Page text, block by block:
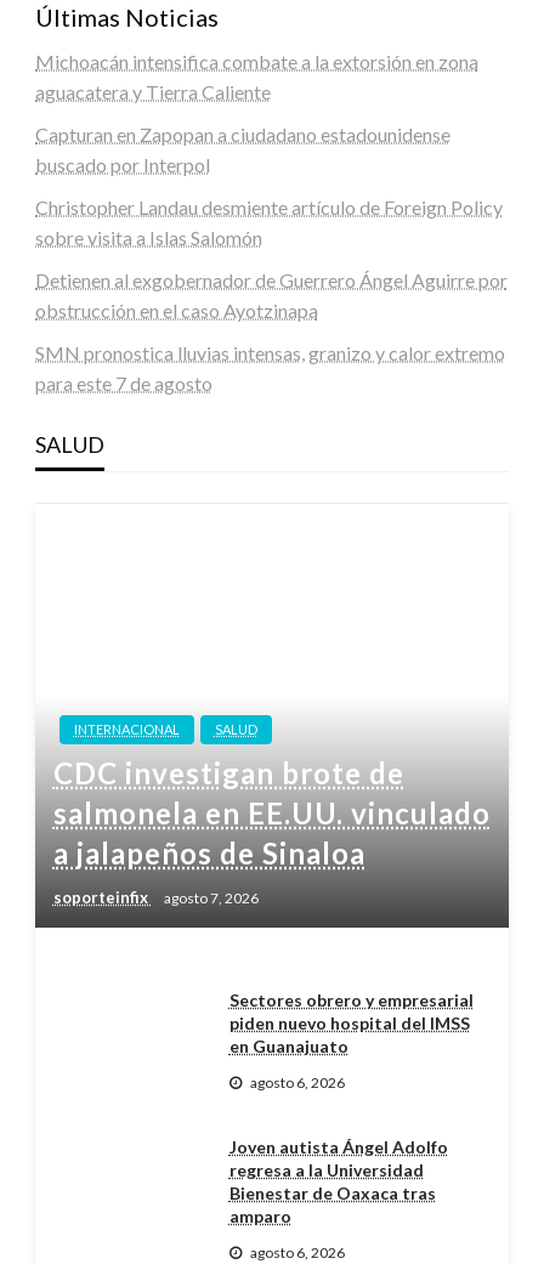
Últimas Noticias
Michoacán intensifica combate a la extorsión en zona
aguacatera y Tierra Caliente
Capturan en Zapopan a ciudadano estadounidense
buscado por Interpol
Christopher Landau desmiente artículo de Foreign Policy
sobre visita a Islas Salomón
Detienen al exgobernador de Guerrero Ángel Aguirre por
obstrucción en el caso Ayotzinapa
SMN pronostica lluvias intensas, granizo y calor extremo
para este 7 de agosto
SALUD
INTERNACIONAL SALUD
CDC investigan brote de
salmonela en EE.UU. vinculado
a jalapeños de Sinaloa
soporteinfix agosto 7, 2026
Sectores obrero y empresarial
piden nuevo hospital del IMSS
en Guanajuato
agosto 6, 2026
Joven autista Ángel Adolfo
regresa a la Universidad
Bienestar de Oaxaca tras
amparo
agosto 6, 2026